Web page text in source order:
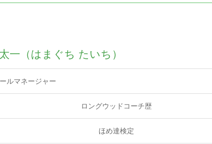
一（はまぐち たいち）
ルマネージャー
ロングウッドコーチ歴
ほめ達検定